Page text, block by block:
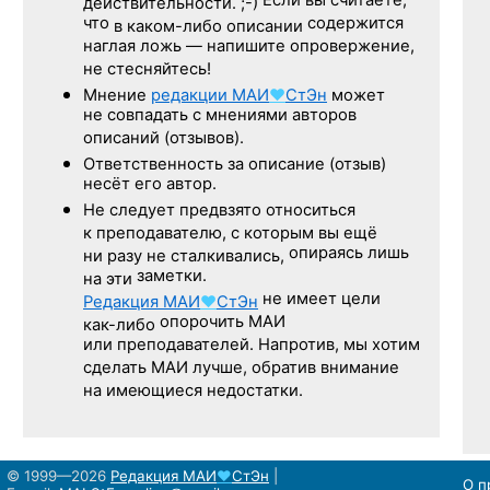
что в каком-либо описании содержится
наглая ложь — напишите опровержение,
не стесняйтесь!
Мнение редакции МАИ♥СтЭн может
не совпадать с мнениями авторов
описаний (отзывов).
Ответственность за описание (отзыв)
несёт его автор.
Не следует предвзято относиться
к преподавателю, с которым вы ещё
ни разу не сталкивались, опираясь лишь
на эти заметки.
Редакция МАИ♥СтЭн не имеет цели
как-либо опорочить МАИ
или преподавателей. Напротив, мы хотим
сделать МАИ лучше, обратив внимание
на имеющиеся недостатки.
© 1999—2026 Редакция МАИ♥СтЭн О